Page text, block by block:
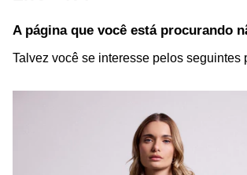
A página que você está procurando
Talvez você se interesse pelos seguintes